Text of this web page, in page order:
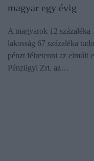
magyar egy évig
A magyarok 12
lakosság 67 százaléka
pénzt félretenni az elmúlt
Pénzügyi Zrt. az…